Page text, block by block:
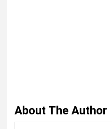
About The Author